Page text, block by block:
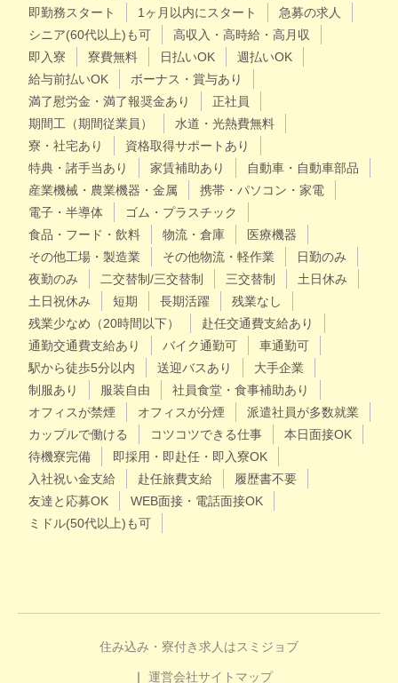
即勤務スタート
1ヶ月以内にスタート
急募の求人
シニア(60代以上)も可
高収入・高時給・高月収
即入寮
寮費無料 日払いOK
週払いOK
給与前払いOK
ボーナス・賞与あり
満了慰労金・満了報奨金あり
正社員
期間工（期間従業員）
水道・光熱費無料
寮・社宅あり
資格取得サポートあり
特典・諸手当あり
家賃補助あり
自動車・自動車部品
産業機械・農業機器・金属
携帯・パソコン・家電
電子・半導体
ゴム・プラスチック
食品・フード・飲料
物流・倉庫
医療機器
その他工場・製造業
その他物流・軽作業
日勤のみ
夜勤のみ
二交替制/三交替制 三交替制
土日休み
土日祝休み
短期 長期活躍
残業なし
残業少なめ（20時間以下）
赴任交通費支給あり
通勤交通費支給あり
バイク通勤可
車通勤可
駅から徒歩5分以内
送迎バスあり
大手企業
制服あり
服装自由
社員食堂・食事補助あり
オフィスが禁煙
オフィスが分煙
派遣社員が多数就業
カップルで働ける
コツコツできる仕事
本日面接OK
待機寮完備
即採用・即赴任・即入寮OK
入社祝い金支給
赴任旅費支給
履歴書不要
友達と応募OK
WEB面接・電話面接OK
ミドル(50代以上)も可
住み込み・寮付き求人はスミジョブ
運営会社サイトマップ